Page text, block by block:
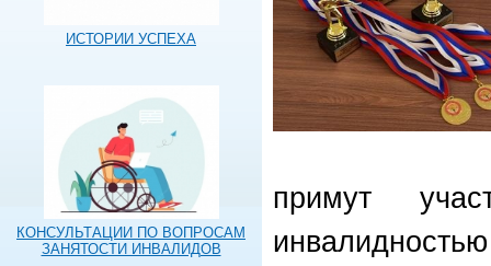
ИСТОРИИ УСПЕХА
КОНСУЛЬТАЦИИ ПО ВОПРОСАМ
ЗАНЯТОСТИ ИНВАЛИДОВ
примут